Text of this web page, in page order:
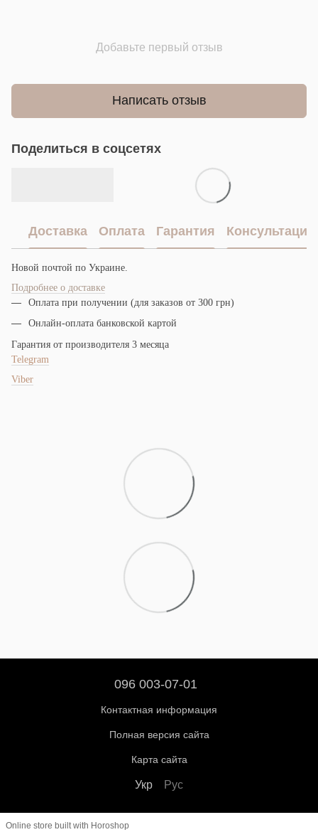
Добавьте первый отзыв
Написать отзыв
Поделиться в соцсетях
Доставка Оплата Гарантия Консультация
Новой почтой по Украине.
Подробнее о доставке
Оплата при получении (для заказов от 300 грн)
Онлайн-оплата банковской картой
Гарантия от производителя 3 месяца
Telegram
Viber
096 003-07-01
Контактная информация
Полная версия сайта
Карта сайта
Укр Рус
Online store built with Horoshop